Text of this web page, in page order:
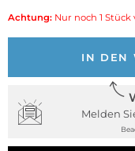
Achtung: Nur noch 1
IN DEN
Melden